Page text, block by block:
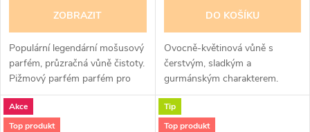
ZOBRAZIT
Populární legendární mošusový
parfém, průzračná vůně čistoty.
Pižmový parfém parfém pro
ženy
DO KOŠÍKU
Ovocně-květinová vůně s
čerstvým, sladkým a
gurmánským charakterem.
Srdce parfému tvoří růže a
jasmín, doplněné akordy jablek,
červeného ovoce a citrusů,
Akce
Top produkt
Tip
Top produkt